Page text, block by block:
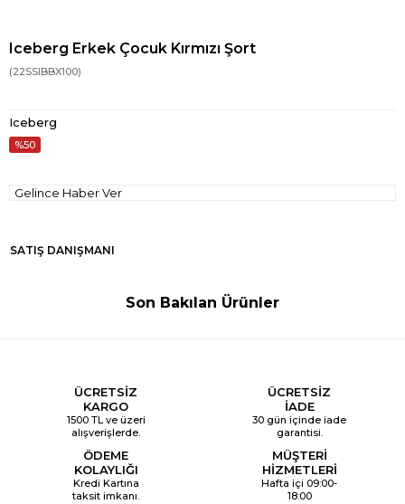
Iceberg Erkek Çocuk Kırmızı Şort
(22SSIBBX100)
Iceberg
50
Gelince Haber Ver
SATIŞ DANIŞMANI
Son Bakılan Ürünler
ÜCRETSİZ
KARGO
1500 TL ve üzeri
alışverişlerde.
ÜCRETSİZ
İADE
30 gün içinde iade
garantisi.
ÖDEME
KOLAYLIĞI
Kredi Kartına
taksit imkanı.
MÜŞTERİ
HİZMETLERİ
Hafta içi 09:00-
18:00